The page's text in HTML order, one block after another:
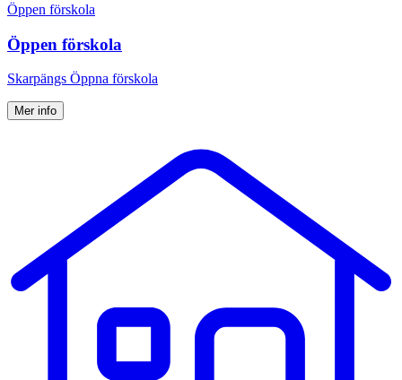
Öppen förskola
Öppen förskola
Skarpängs Öppna förskola
Mer info